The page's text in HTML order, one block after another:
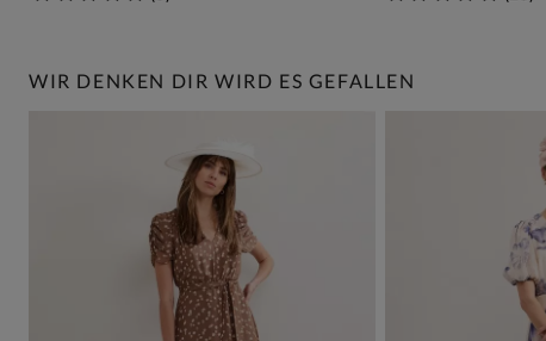
WIR DENKEN DIR WIRD ES GEFALLEN